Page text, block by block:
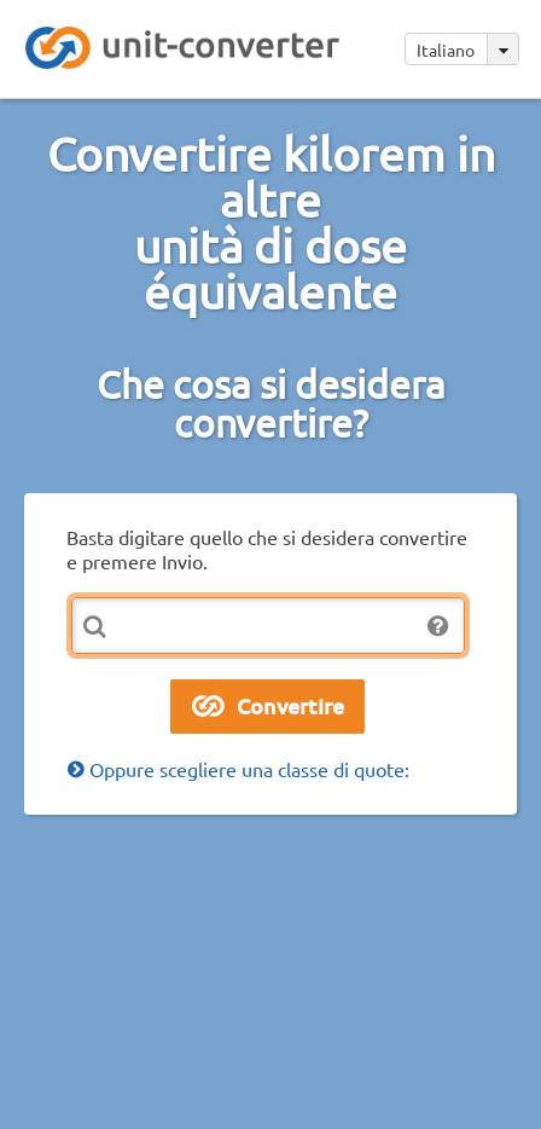
Italiano
Convertire kilorem in
altre
unità di dose
équivalente
Che cosa si desidera
convertire?
Basta digitare quello che si desidera convertire
e premere Invio.
Oppure scegliere una classe di quote: